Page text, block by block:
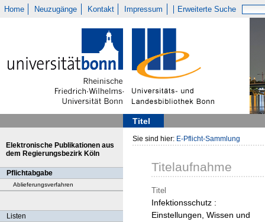
Home Neuzugänge Kontakt Impressum Erweiterte Suche
Titel
Elektronische Publikationen aus
dem Regierungsbezirk Köln
Pflichtabgabe
Ablieferungsverfahren
Listen
Sie sind hier: E-Pflicht-Sammlung
Titelaufnahme
Titel
Infektionsschutz :
Einstellungen, Wissen und